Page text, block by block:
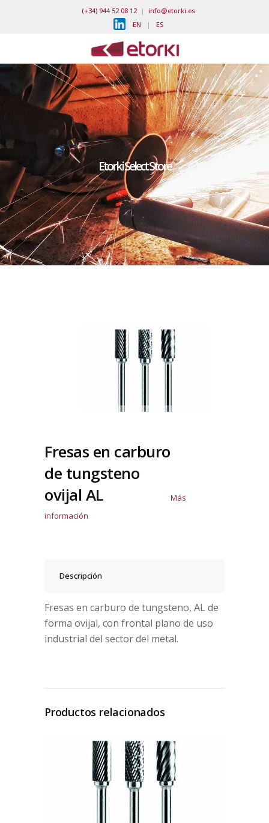
(+34) 944 52 08 12| info@etorki.es
EN | ES
Etorki Select Store
Fresas en carburo
de tungsteno
ovijal AL
Más
información
Descripción
Fresas en carburo de tungsteno, AL de
forma ovijal, con frontal plano de uso
industrial del sector del metal.
Productos relacionados